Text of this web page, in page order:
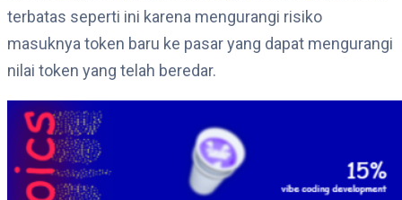
terbatas seperti ini karena mengurangi risiko
masuknya token baru ke pasar yang dapat mengurangi
nilai token yang telah beredar.